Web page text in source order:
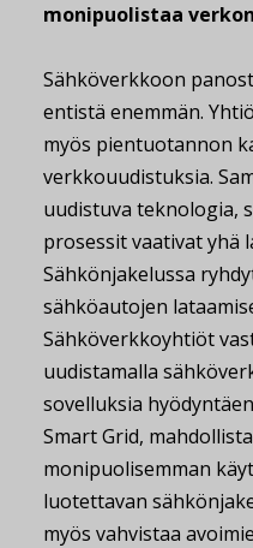
monipuolistaa
Sähköverkkoon
entistä enemmän.
myös pientuotannon
verkkouudistuksia.
uudistuva teknologia,
prosessit vaativat yhä
Sähkönjakelussa
sähköautojen
Sähköverkkoyhtiöt
uudistamalla
sovelluksia
Smart Grid,
monipuolisemman
luotettavan
myös vahvistaa